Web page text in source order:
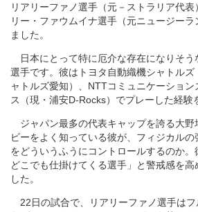
リアリーファノ選手（元－ストラリア代
リー・ファウムイナ選手（元ニュージー
ました。
日本にとって特に厄介な存在になりそう
選手です。彼はトヨタ自動織機シャトル
ャトルズ愛知）、NTTコミュニケーション
ス（現・浦安D-Rocks）でプレーした経験
ジャパン最多の代表キャップを誇る大野
ビーをよく知っている彼が、フィジカル
をどういうふうにコントロールするのか
どこでも仕掛けてくる選手」と警戒感を高
した。
22日の試合で、リアリーファノ選手は